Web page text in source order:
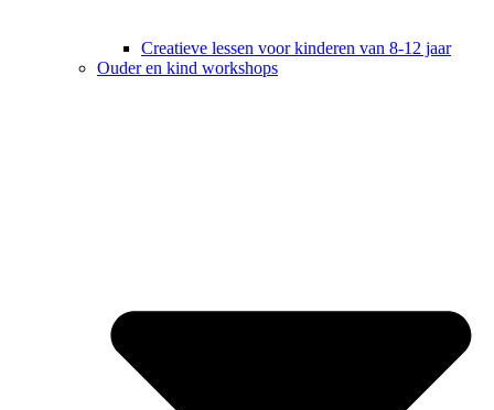
Creatieve lessen voor kinderen van 8-12 jaar
Ouder en kind workshops